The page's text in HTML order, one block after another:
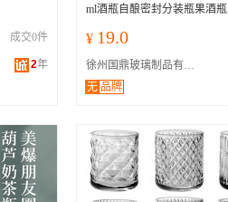
成交0件
2年
ml酒瓶自酿密封分装瓶果酒瓶
¥ 19.0
徐州国鼎玻璃制品有限公司
无 品牌